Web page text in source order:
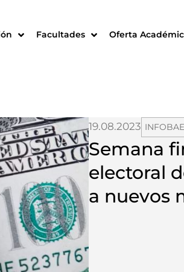
Facultades Oferta
19.08.2023 INFOBAE
Semana
electoral
a nuevos